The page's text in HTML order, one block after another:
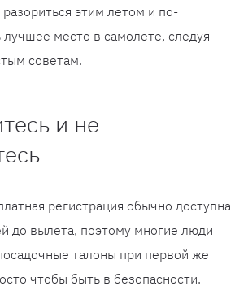
этим летом и по-
место в самолете, следуя
советам.
и не
регистрация обычно доступна
до вылета, поэтому многие люди
талоны при первой же
чтобы быть в безопасности.